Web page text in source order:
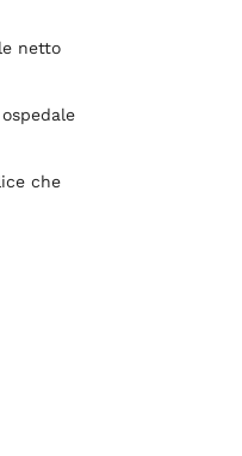
netto
che